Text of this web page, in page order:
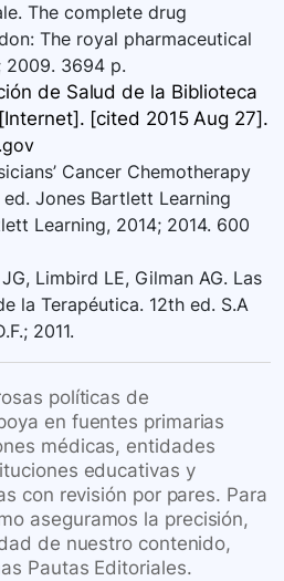
The complete drug
The royal pharmaceutical
2009. 3694 p.
de Salud de la Biblioteca
[cited 2015 Aug 27].
Cancer Chemotherapy
Jones Bartlett Learning
Learning, 2014; 2014. 600
Limbird LE, Gilman AG. Las
la Terapéutica. 12th ed. S.A
2011.
políticas de
en fuentes primarias
médicas, entidades
educativas y
con revisión por pares. Para
aseguramos la precisión,
de nuestro contenido,
Pautas Editoriales.